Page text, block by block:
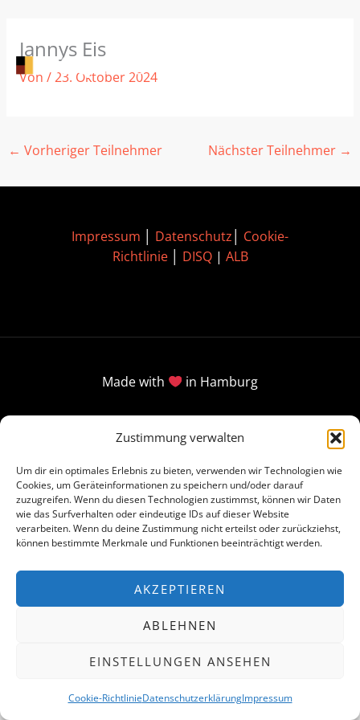
Zustimmung verwalten
Um dir ein optimales Erlebnis zu bieten, verwenden wir Technologien wie
Cookies, um Geräteinformationen zu speichern und/oder darauf
zuzugreifen. Wenn du diesen Technologien zustimmst, können wir Daten
wie das Surfverhalten oder eindeutige IDs auf dieser Website
verarbeiten. Wenn du deine Zustimmung nicht erteilst oder zurückziehst,
können bestimmte Merkmale und Funktionen beeinträchtigt werden.
AKZEPTIEREN
ABLEHNEN
EINSTELLUNGEN ANSEHEN
Cookie-RichtlinieDatenschutzerklärungImpressum
Inhalt
springen
Jannys Eis
Von /23. Oktober 2024
← Vorheriger Teilnehmer Nächster Teilnehmer →
Impressum Datenschutz
Cookie-
Richtlinie│ DISQ| ALB
Made with in Hamburg